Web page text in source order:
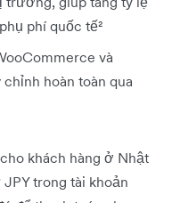
phí quốc tế²
và
hoàn toàn qua
khách hàng ở Nhật
trong tài khoản